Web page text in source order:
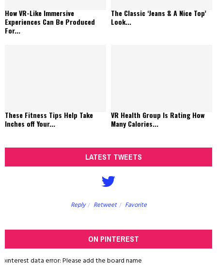
How VR-Like Immersive
Experiences Can Be Produced
For...
The Classic ‘Jeans & A Nice Top’
Look...
These Fitness Tips Help Take
Inches off Your...
VR Health Group Is Rating How
Many Calories...
LATEST TWEETS
Reply Retweet Favorite
ON PINTEREST
pinterest data error: Please add the board name